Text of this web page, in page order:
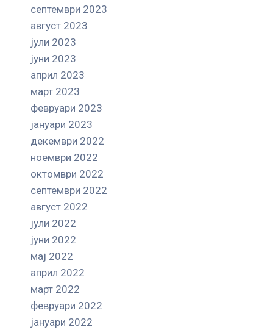
септември 2023
август 2023
јули 2023
јуни 2023
април 2023
март 2023
февруари 2023
јануари 2023
декември 2022
ноември 2022
октомври 2022
септември 2022
август 2022
јули 2022
јуни 2022
мај 2022
април 2022
март 2022
февруари 2022
јануари 2022